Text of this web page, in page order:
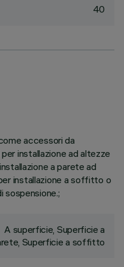
40
accessori da
installazione ad altezze
a parete ad
installazione a soffitto o
sospensione.;
A superficie, Superficie a
Superficie a soffitto